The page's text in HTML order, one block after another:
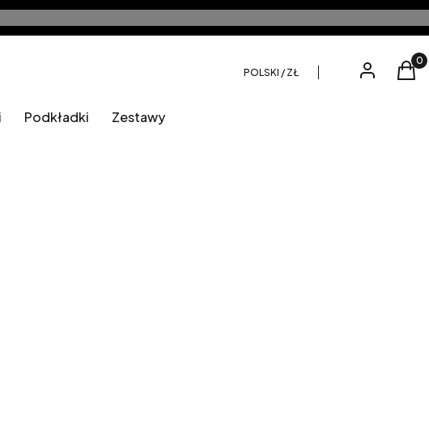
POLSKI / ZŁ Zaloguj się
Podkładki Zestawy